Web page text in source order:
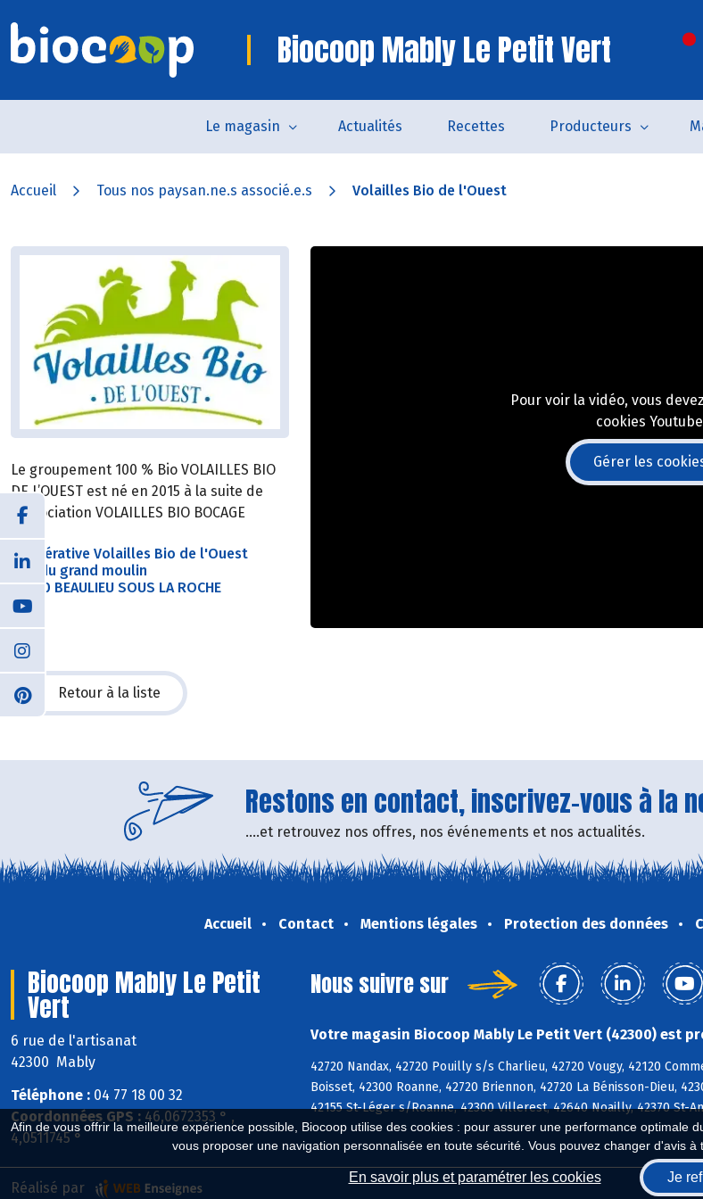
Afin de vous offrir la meilleure expérience possible, Biocoop utilise des cookies : pour assurer une performance
vous proposer une navigation personnalisée en toute sécurité. Vous pouvez changer d'avis
En savoir plus et paramétrer les cookies Je
Biocoop Mably Le Petit Vert
Le magasin Actualités Recettes Producteurs
Accueil Tous nos paysan.ne.s associé.e.s Volailles Bio de l'Ouest
Le groupement 100 % Bio VOLAILLES BIO
DE L’OUEST est né en 2015 à la suite de
l’association VOLAILLES BIO BOCAGE
Coopérative Volailles Bio de l'Ouest
Rue du grand moulin
85190 BEAULIEU SOUS LA ROCHE
Pour voir la vidéo, vous
cookies Youtube
Gérer les
Retour à la liste
Restons en contact, inscrivez-vous à la
....et retrouvez nos offres, nos événements et nos actualités.
Accueil Contact Mentions légales Protection des données
Biocoop Mably Le Petit
Vert
6 rue de l'artisanat
42300 Mably
Téléphone : 04 77 18 00 32
Coordonnées GPS : 46,0672353 ° ,
4,0511745 °
Nous suivre sur
Votre magasin Biocoop Mably Le Petit Vert (42300) est
42720 Nandax, 42720 Pouilly s/s Charlieu, 42720 Vougy, 42120
Boisset, 42300 Roanne, 42720 Briennon, 42720 La Bénisson-Dieu,
42155 St-Léger s/Roanne, 42300 Villerest, 42640 Noailly, 42370 St-
Réalisé par